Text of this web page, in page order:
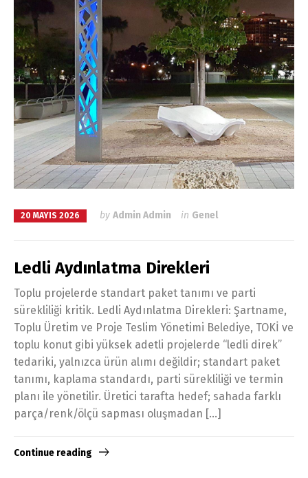
20 MAYIS 2026 by Admin Admin in Genel
Ledli Aydınlatma Direkleri
Toplu projelerde standart paket tanımı ve parti
sürekliliği kritik. Ledli Aydınlatma Direkleri: Şartname,
Toplu Üretim ve Proje Teslim Yönetimi Belediye, TOKİ ve
toplu konut gibi yüksek adetli projelerde “ledli direk”
tedariki, yalnızca ürün alımı değildir; standart paket
tanımı, kaplama standardı, parti sürekliliği ve termin
planı ile yönetilir. Üretici tarafta hedef; sahada farklı
parça/renk/ölçü sapması oluşmadan […]
Continue reading